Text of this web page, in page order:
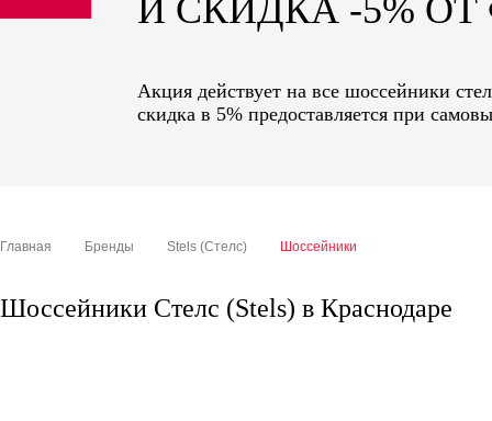
sale
И СКИДКА -5%
Акция действует на все шоссейники
скидка в 5% предоставляется при
Главная Бренды Stels (Стелс) Шоссейники
Шоссейники Стелс (Stels) в Краснодаре